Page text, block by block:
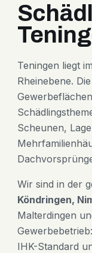
Teningen liegt
Rheinebene.
Scheunen,
Wir sind in der
Köndringen,
Malterdingen
IHK-Standard